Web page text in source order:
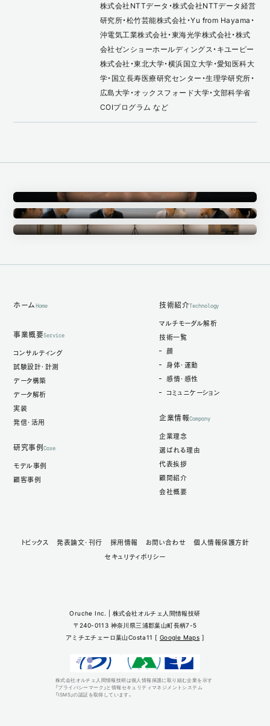
株式会社NTTデータ・株式会社NTTデータ経営
研究所・松竹芸能株式会社・Yu from Hayama・
沖電気工業株式会社・東海光学株式会社・株式
会社ゼンショーホールディングス・キユーピー
株式会社・東北大学・横浜国立大学・愛知医科大
学・国立長寿医療研究センター・生理学研究所・
広島大学・オックスフォード大学・文部科学省
COIプログラム など
アノテーション事業
倫理審査委員会
Oruche Inc. | 株式会社オルチェ人間情報技研
〒240-0113 神奈川県三浦郡葉山町長柄7-5
アミチエチェーロ葉山Costa11 [ Google Maps ]
株式会社オルチェ人間情報技研は個人情報保護に取り組む企業を示す
「プライバシーマーク」と情報セキュリティマネジメントシステム
「ISMS」の認証を取得しています。
ホーム Home
事業概要Service
コンサルティング
試験設計・計測
データ構築
データ解析
実装
発信・活用
研究事例Case
モデル事例
顧客事例
技術紹介Technology
マルチモーダル解析
技術一覧
顔
身体・運動
感情・感性
コミュニケーション
企業情報Company
企業理念
選ばれる理由
代表挨拶
顧問紹介
会社概要
トピックス 発表論文・刊行 採用情報 お問い合わせ 個人情報保護方針
セキュリティポリシー